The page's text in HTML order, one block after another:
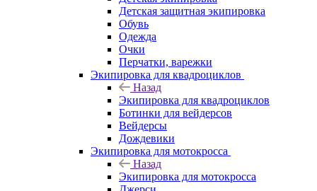
Детская защитная экипировка
Обувь
Одежда
Очки
Перчатки, варежки
Экипировка для квадроциклов
Назад
Экипировка для квадроциклов
Ботинки для вейдерсов
Вейдерсы
Дождевики
Экипировка для мотокросса
Назад
Экипировка для мотокросса